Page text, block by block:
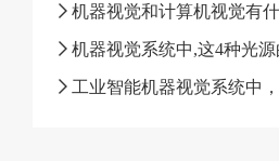
机器视觉和计算机视觉有
机器视觉系统中,这4种光
工业智能机器视觉系统中